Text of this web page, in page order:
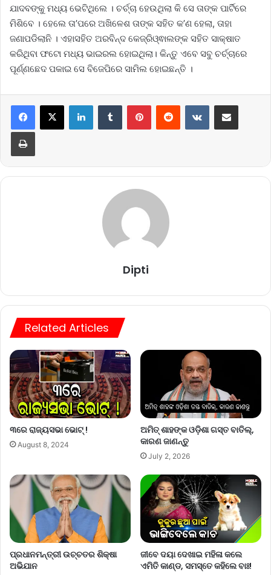
ଯାଦବଙ୍କୁ ମଧ୍ୟ ଭେଟିଥିଲେ । ଚର୍ଚ୍ଚା ହେଉଥିଲା କି ସେ ତାଙ୍କ ପାର୍ଟିରେ
ମିଶିବେ । ହେଲେ ତା’ପରେ ଅଖିଳେଶ ତାଙ୍କ ସହିତ କ’ଣ ହେଲା, ତାହା
ଜଣାପଡିଲାନି । ଏହାସହିତ ଅରବିନ୍ଦ କେଜ୍ରିଓ୍ଵାଲଙ୍କ ସହିତ ସାକ୍ଷାତ
କରିଥିବା ଫଟୋ ମଧ୍ୟ ଭାଇରଲ ହୋଇଥିଲା। କିନ୍ତୁ ଏବେ ସବୁ ଚର୍ଚ୍ଚାରେ
ପୂର୍ଣ୍ଣଛେଦ ପକାଇ ସେ ବିଜେପିରେ ସାମିଲ ହୋଇଛନ୍ତି ।
Dipti
Related Articles
୩ରେ ରାଜ୍ୟସଭା ଭୋଟ୍ !
August 8, 2024
ଅମିତ୍ ଶାହଙ୍କ ଓଡ଼ିଶା ଗସ୍ତ ବାତିଲ୍,
କାରଣ ଜାଣନ୍ତୁ
July 2, 2026
ପ୍ରଧାନମନ୍ତ୍ରୀ ଉଚ୍ଚତର ଶିକ୍ଷା
ଅଭିଯାନ
ଜୀବେ ଦୟା ଦେଖାଇ ମହିଳା କଲେ
ଏମିତି କାଣ୍ଡ, ସମସ୍ତେ କହିଲେ ବାଃ!